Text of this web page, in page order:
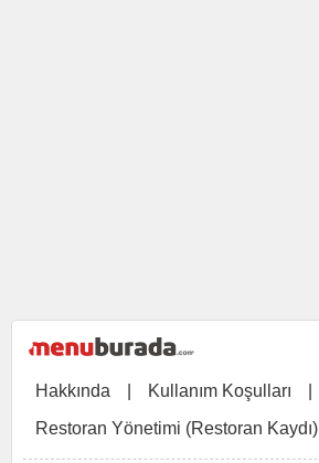
Hakkında Kullanım Koşulları
Restoran Yönetimi (Restoran Kaydı)